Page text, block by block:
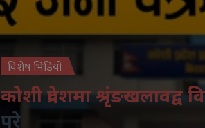
विशेष भिडियो
कोशी प्रदेशमा श्रृंङखलावद्व
परे